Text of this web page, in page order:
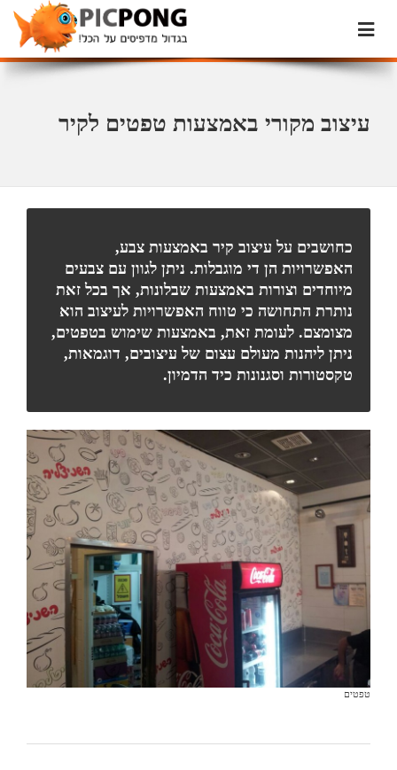
עיצוב מקורי באמצעות טפטים לקיר
כחושבים על עיצוב קיר באמצעות צבע,
האפשרויות הן די מוגבלות. ניתן לגוון עם צבעים
מיוחדים וצורות באמצעות שבלונות, אך בכל זאת
נותרת התחושה כי טווח האפשרויות לעיצוב הוא
מצומצם. לעומת זאת, באמצעות שימוש בטפטים,
ניתן ליהנות מעולם עצום של עיצובים, דוגמאות,
טקסטורות וסגנונות כיד הדמיון.
טפטים